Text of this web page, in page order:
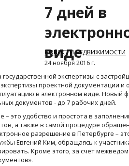
7 дней в
виде
НОВОСТИ НЕДВИЖИМОСТИ
24 ноября 2016 г.
экспертизы с
проектной документации и
в электронном виде. Новый
документов - до 7 рабочих дней.
– это удобство и простота в
а также в самой процедуре
разрешение в Петербурге –
Евгений Ким, обращаясь к
Кроме этого, за счет